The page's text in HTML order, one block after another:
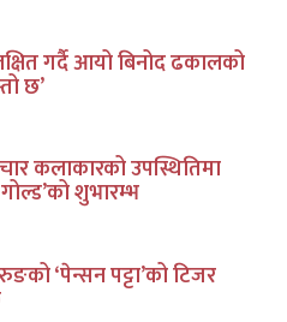
गर्दै आयो बिनोद ढकालको
छ’
कलाकारको उपस्थितिमा
शुभारम्भ
‘पेन्सन पट्टा’को टिजर